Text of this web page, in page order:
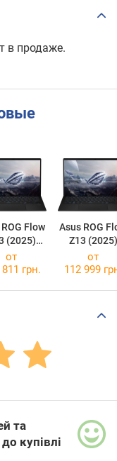
в продаже.
Flow
(2025)
RU012X]
Asus ROG
Z13 (2025)
GZ302EA
[GZ302EA-
от
грн.
от
112 999
та
купівлі